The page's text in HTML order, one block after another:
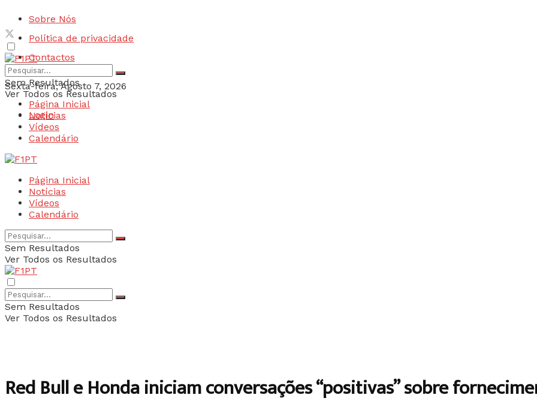
Sobre Nós
Política de privacidade
Contactos
Sexta-feira, Agosto 7, 2026
Login
Sem Resultados
Ver Todos os Resultados
Página Inicial
Notícias
Vídeos
Calendário
Página Inicial
Notícias
Vídeos
Calendário
Sem Resultados
Ver Todos os Resultados
Sem Resultados
Ver Todos os Resultados
Red Bull e Honda iniciam conversações “positivas” sobre